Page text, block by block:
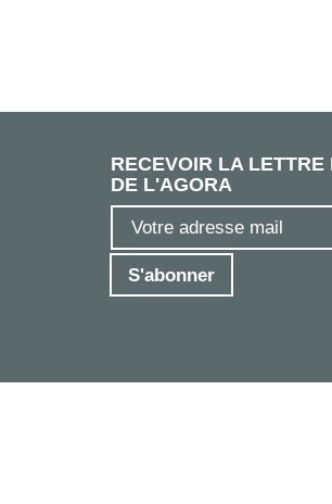
RECEVOIR LA LETTRE
DE L'AGORA
S'abonner